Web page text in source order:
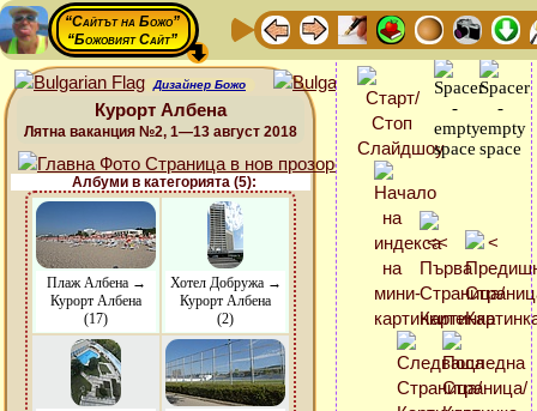
“Сайтът на Божо”
“Божовият Сайт”
Дизайнер Божо
Курорт Албена
Лятна ваканция №2, 1—13 август 2018
Албуми в категорията (5):
Плаж Албена →
Курорт Албена
(17)
Хотел Добружа →
Курорт Албена
(2)